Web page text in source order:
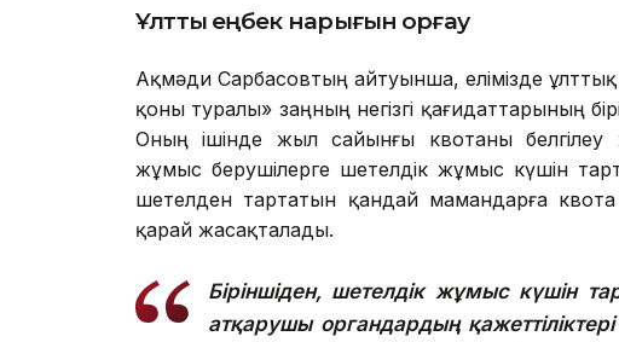
Ұлттық еңбек нарығын қорғау
Ақмәди Сарбасовтың айтуынша, елімізде
қоны туралы» заңның негізгі қағидаттарының
Оның ішінде жыл сайынғы квотаны белгілеу
жұмыс берушілерге шетелдік жұмыс күшін
шетелден тартатын қандай мамандарға квота
қарай жасақталады.
Біріншіден, шетелдік жұмыс күшін
атқарушы органдардың қажеттіліктері